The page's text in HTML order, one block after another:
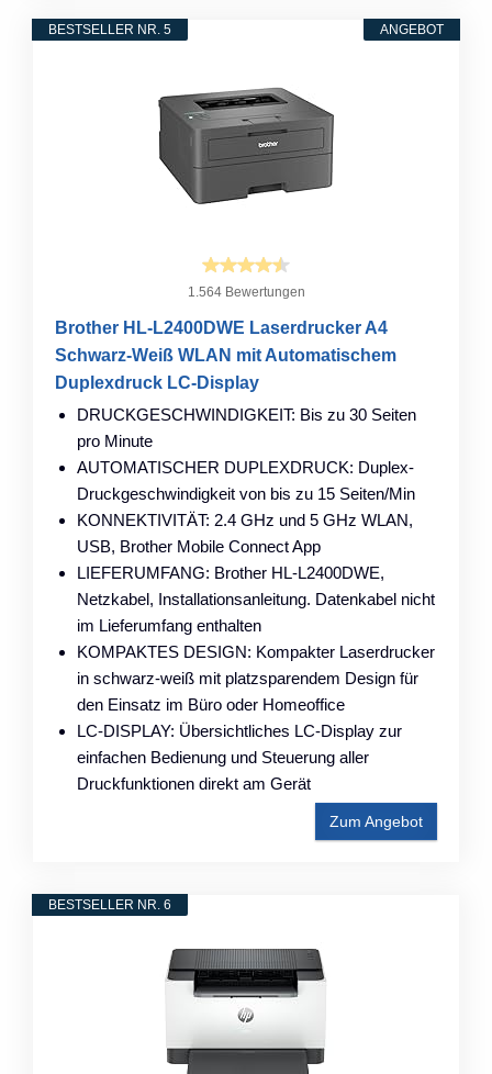
ANGEBOT
BESTSELLER NR. 5
1.564 Bewertungen
Brother HL-L2400DWE Laserdrucker A4
Schwarz-Weiß WLAN mit Automatischem
Duplexdruck LC-Display
DRUCKGESCHWINDIGKEIT: Bis zu 30 Seiten
pro Minute
AUTOMATISCHER DUPLEXDRUCK: Duplex-
Druckgeschwindigkeit von bis zu 15 Seiten/Min
KONNEKTIVITÄT: 2.4 GHz und 5 GHz WLAN,
USB, Brother Mobile Connect App
LIEFERUMFANG: Brother HL-L2400DWE,
Netzkabel, Installationsanleitung. Datenkabel nicht
im Lieferumfang enthalten
KOMPAKTES DESIGN: Kompakter Laserdrucker
in schwarz-weiß mit platzsparendem Design für
den Einsatz im Büro oder Homeoffice
LC-DISPLAY: Übersichtliches LC-Display zur
einfachen Bedienung und Steuerung aller
Druckfunktionen direkt am Gerät
Zum Angebot
BESTSELLER NR. 6